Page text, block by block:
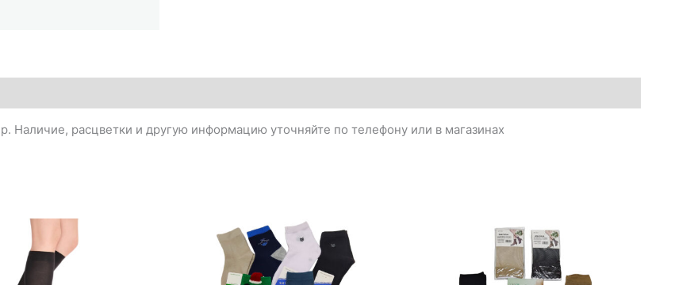
Наличие, расцветки и другую информацию уточняйте по телефону или в магазинах
50₽